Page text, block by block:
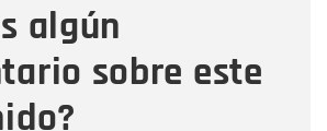
algún
sobre este